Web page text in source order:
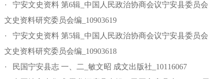
· 宁安文史资料 第6辑_中国人民政治协商会议宁安县委员会
文史资料研究委员会编_10903619
· 宁安文史资料 第5辑_中国人民政治协商会议宁安县委员会
文史资料研究委员会编_10903618
· 民国宁安县志 一、二_敏文昭 成文出版社_10116067